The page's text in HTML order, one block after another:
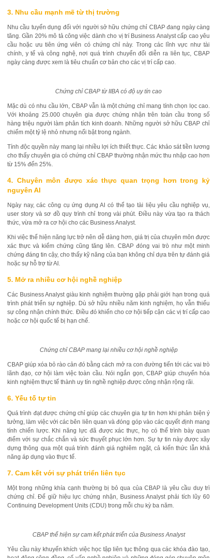
3. Nhu cầu mạnh mẽ từ thị trường
Nhu cầu tuyển dụng đối với người sở hữu chứng chỉ CBAP đang ngày càng
tăng. Gần 20% mô tả công việc dành cho vị trí Business Analyst cấp cao yêu
cầu hoặc ưu tiên ứng viên có chứng chỉ này. Trong các lĩnh vực như tài
chính, y tế và công nghệ, nơi quá trình chuyển đổi diễn ra liên tục, CBAP
ngày càng được xem là tiêu chuẩn cơ bản cho các vị trí cấp cao.
Chứng chỉ CBAP từ IIBA có độ uy tín cao
Mặc dù có nhu cầu lớn, CBAP vẫn là một chứng chỉ mang tính chọn lọc cao.
Với khoảng 25.000 chuyên gia được chứng nhận trên toàn cầu trong số
hàng triệu người làm phân tích kinh doanh. Những người sở hữu CBAP chỉ
chiếm một tỷ lệ nhỏ nhưng nổi bật trong ngành.
Tính độc quyền này mang lại nhiều lợi ích thiết thực. Các khảo sát tiền lương
cho thấy chuyên gia có chứng chỉ CBAP thường nhận mức thu nhập cao hơn
từ 15% đến 25%.
4. Chuyên môn được xác thực quan trọng hơn trong kỷ
nguyên AI
Ngày nay, các công cụ ứng dụng AI có thể tạo tài liệu yêu cầu nghiệp vụ,
user story và sơ đồ quy trình chỉ trong vài phút. Điều này vừa tạo ra thách
thức, vừa mở ra cơ hội cho các Business Analyst.
Khi việc thể hiện năng lực trở nên dễ dàng hơn, giá trị của chuyên môn được
xác thực và kiểm chứng cũng tăng lên. CBAP đóng vai trò như một minh
chứng đáng tin cậy, cho thấy kỹ năng của bạn không chỉ dựa trên tự đánh giá
hoặc sự hỗ trợ từ AI.
5. Mở ra nhiều cơ hội nghề nghiệp
Các Business Analyst giàu kinh nghiệm thường gặp phải giới hạn trong quá
trình phát triển sự nghiệp. Dù sở hữu nhiều năm kinh nghiệm, họ vẫn thiếu
sự công nhận chính thức. Điều đó khiến cho cơ hội tiếp cận các vị trí cấp cao
hoặc cơ hội quốc tế bị hạn chế.
Chứng chỉ CBAP mang lại nhiều cơ hội nghề nghiệp
CBAP giúp xóa bỏ rào cản đó bằng cách mở ra con đường tiến tới các vai trò
lãnh đạo, cơ hội làm việc toàn cầu. Nói ngắn gọn, CBAP giúp chuyển hóa
kinh nghiệm thực tế thành uy tín nghề nghiệp được công nhận rộng rãi.
6. Yếu tố tự tin
Quá trình đạt được chứng chỉ giúp các chuyên gia tự tin hơn khi phản biện ý
tưởng, làm việc với các bên liên quan và đóng góp vào các quyết định mang
tính chiến lược. Khi năng lực đã được xác thực, họ có thể trình bày quan
điểm với sự chắc chắn và sức thuyết phục lớn hơn. Sự tự tin này được xây
dựng thông qua một quá trình đánh giá nghiêm ngặt, cả kiến thức lẫn khả
năng áp dụng vào thực tế.
7. Cam kết với sự phát triển liên tục
Một trong những khía cạnh thường bị bỏ qua của CBAP là yêu cầu duy trì
chứng chỉ. Để giữ hiệu lực chứng nhận, Business Analyst phải tích lũy 60
Continuing Development Units (CDU) trong mỗi chu kỳ ba năm.
CBAP thể hiện sự cam kết phát triển của Business Analyst
Yêu cầu này khuyến khích việc học tập liên tục thông qua các khóa đào tạo,